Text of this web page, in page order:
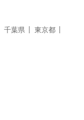
千葉県
東京都